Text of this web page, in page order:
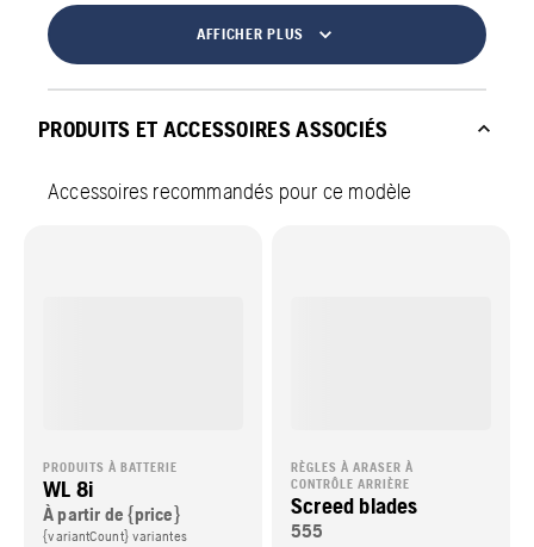
AFFICHER PLUS
PRODUITS ET ACCESSOIRES ASSOCIÉS
Accessoires recommandés pour ce modèle
PRODUITS À BATTERIE
WL 8i
À partir de {price}
{variantCount} variantes
RÈGLES À ARASER À
CONTRÔLE ARRIÈRE
Screed blades
555